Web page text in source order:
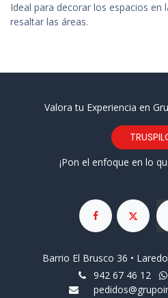
Ideal para decorar los espacios en
resaltar las áreas.
Valora tu Experiencia en
¡Pon el enfoque en lo
Barrio El Brusco 36 •
942 67 46 12